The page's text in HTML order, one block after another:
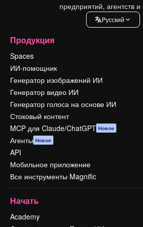
предприятий, агентств и
Pусский
Продукция
Spaces
ИИ-помощник
Генератор изображений ИИ
Генератор видео ИИ
Генератор голоса на основе ИИ
Стоковый контент
MCP для Claude/ChatGPT Новое
Агенты Новое
API
Мобильное приложение
Все инструменты Magnific
Начать
Academy